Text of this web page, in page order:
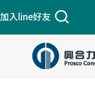
至
主
加入line好友